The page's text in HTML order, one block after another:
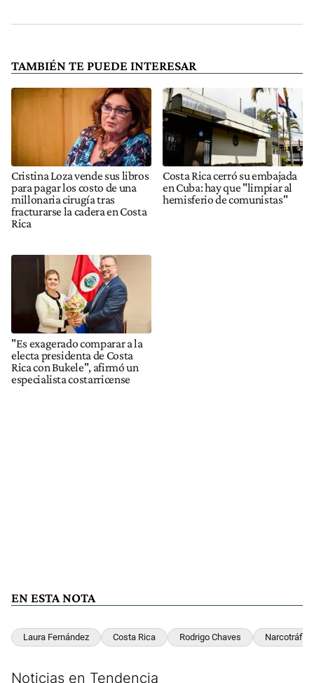
TAMBIÉN TE PUEDE INTERESAR
Cristina Loza vende sus libros
para pagar los costo de una
millonaria cirugía tras
fracturarse la cadera en Costa
Rica
Costa Rica cerró su embajada
en Cuba: hay que "limpiar al
hemisferio de comunistas"
"Es exagerado comparar a la
electa presidenta de Costa
Rica con Bukele", afirmó un
especialista costarricense
EN ESTA NOTA
Laura Fernández Costa Rica Rodrigo Chaves Narcotráfico
Noticias en Tendencia